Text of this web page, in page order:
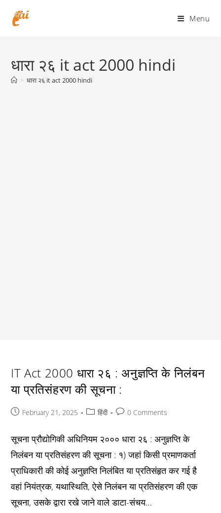
Menu
धारा २६ it act 2000 hindi
> धारा २६ it act 2000 hindi
IT Act 2000 धारा २६ : अनुज्ञप्ति के निलंबन
या प्रतिसंहरण की सूचना :
PostFebruary 21, 2025
Postहिंदी
Post0 Comments
सूचना प्रौद्योगिकी अधिनियम २००० धारा २६ : अनुज्ञप्ति के
निलंबन या प्रतिसंहरण की सूचना : १) जहां किसी प्रमाणकर्ता
प्राधिकारी की कोई अनुज्ञप्ति निलंबित या प्रतिसंहृत कर गई है
वहां नियंत्रक, यथास्थिति, ऐसे निलंबन या प्रतिसंहरण की एक
सूचना, उसके द्वारा रखे जाने वाले डाटा-संचय…